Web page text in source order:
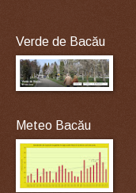
Verde de Bacău
Meteo Bacău